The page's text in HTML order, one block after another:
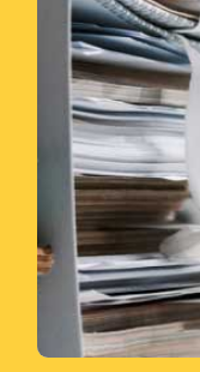
Bei der
denen